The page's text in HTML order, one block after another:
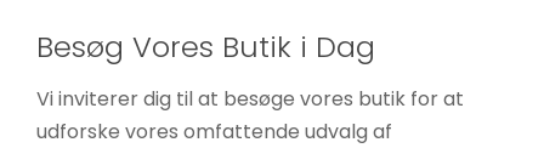
Besøg Vores Butik i Dag
Vi inviterer dig til at besøge vores butik for at
udforske vores omfattende udvalg af